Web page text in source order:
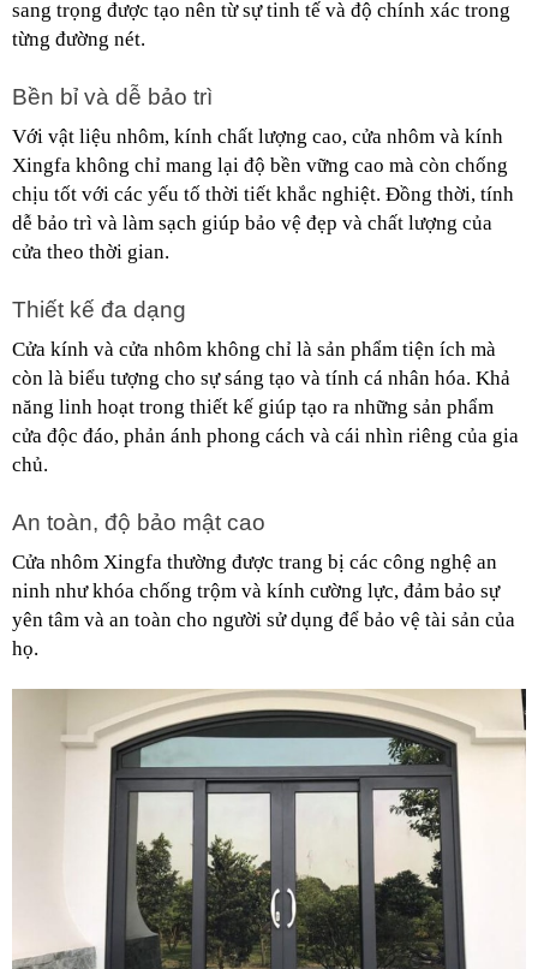
sang trọng được tạo nên từ sự tinh tế và độ chính xác trong
từng đường nét.
Bền bỉ và dễ bảo trì
Với vật liệu nhôm, kính chất lượng cao, cửa nhôm và kính
Xingfa không chỉ mang lại độ bền vững cao mà còn chống
chịu tốt với các yếu tố thời tiết khắc nghiệt. Đồng thời, tính
dễ bảo trì và làm sạch giúp bảo vệ đẹp và chất lượng của
cửa theo thời gian.
Thiết kế đa dạng
Cửa kính và cửa nhôm không chỉ là sản phẩm tiện ích mà
còn là biểu tượng cho sự sáng tạo và tính cá nhân hóa. Khả
năng linh hoạt trong thiết kế giúp tạo ra những sản phẩm
cửa độc đáo, phản ánh phong cách và cái nhìn riêng của gia
chủ.
An toàn, độ bảo mật cao
Cửa nhôm Xingfa thường được trang bị các công nghệ an
ninh như khóa chống trộm và kính cường lực, đảm bảo sự
yên tâm và an toàn cho người sử dụng để bảo vệ tài sản của
họ.